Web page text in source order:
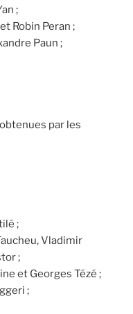
;
Robin Peran ;
Paun ;
par les
;
Vladimir
;
et Georges Tézé ;
;